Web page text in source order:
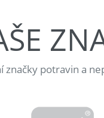
značky potravin a